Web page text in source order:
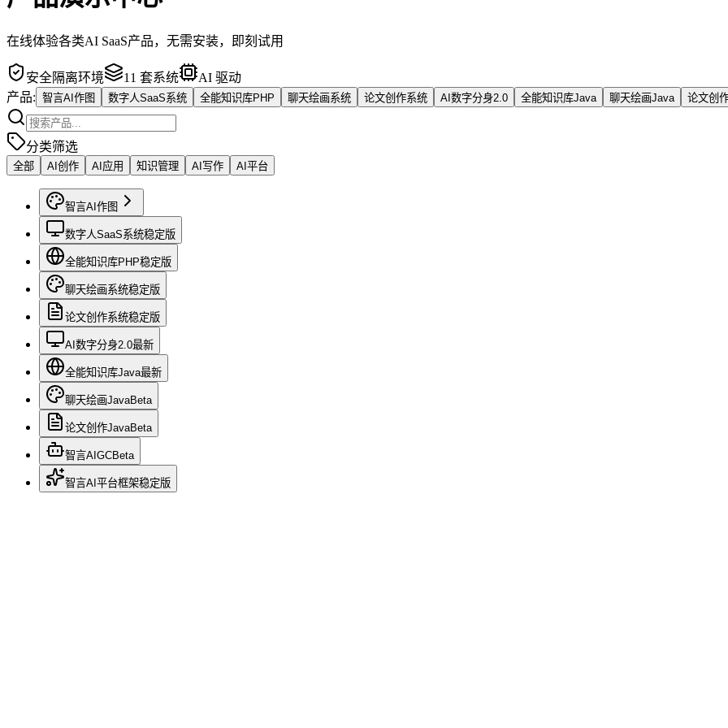
在线体验各类AI SaaS产品，无需安装，即刻试用
安全隔离环境 11 套系统
AI 驱动
产品: 智言AI作图 数字人SaaS系统 全能知识库PHP 聊天绘画系统 论文创作系统 AI数字分身2.0 全能知识库Java 聊天绘画Java 论文创
分类筛选
全部 AI创作 AI应用 知识管理 AI写作 AI平台
智言AI作图
数字人SaaS系统稳定版
全能知识库PHP稳定版
聊天绘画系统稳定版
论文创作系统稳定版
AI数字分身2.0最新
全能知识库Java最新
聊天绘画JavaBeta
论文创作JavaBeta
智言AIGCBeta
智言AI平台框架稳定版